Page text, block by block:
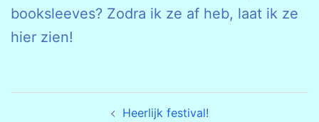
booksleeves? Zodra ik ze af heb, laat ik ze
hier zien!
Heerlijk festival!